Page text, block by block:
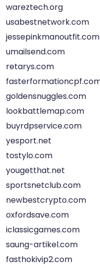
wareztech.org
usabestnetwork.com
jessepinkmanoutfit.com
umailsend.com
retarys.com
goldensnuggles.com
lookbattlemap.com
buyrdpservice.com
yesport.net
tostylo.com
yougetthat.net
sportsnetclub.com
newbestcrypto.com
oxfordsave.com
iclassicgames.com
saung-artikel.com
fasthokivip2.com